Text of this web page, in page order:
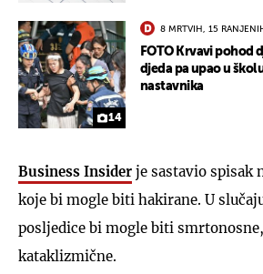
14
8 MRTVIH, 15
FOTO Krvavi pohod
djeda pa upao u
nastavnika
Business Insider je sastavio
koje bi mogle biti hakirane. U
posljedice bi mogle biti
kataklizmične.